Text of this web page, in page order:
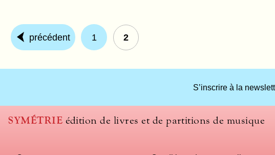
précédent 1 2
S’inscrire à la
SYMÉTRIE édition de livres et de partitions de musique